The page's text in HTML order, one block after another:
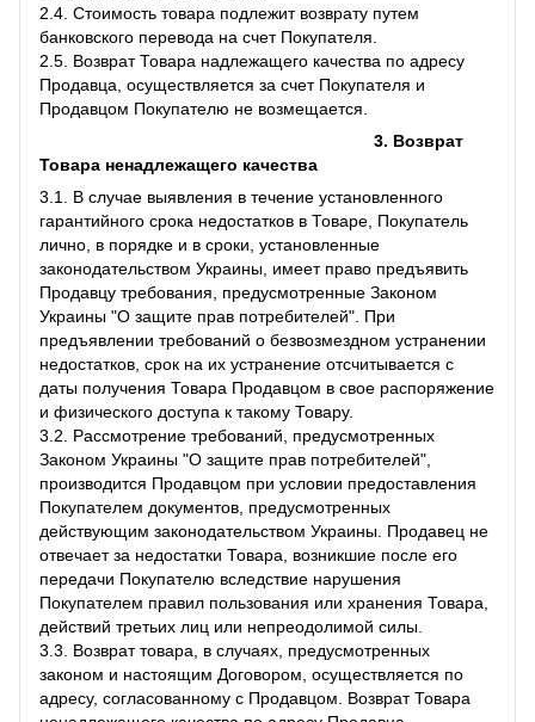
2.4. Стоимость товара подлежит возврату путем
банковского перевода на счет Покупателя.
2.5. Возврат Товара надлежащего качества по адресу
Продавца, осуществляется за счет Покупателя и
Продавцом Покупателю не возмещается.
3. Возврат
Товара ненадлежащего качества
3.1. В случае выявления в течение установленного
гарантийного срока недостатков в Товаре, Покупатель
лично, в порядке и в сроки, установленные
законодательством Украины, имеет право предъявить
Продавцу требования, предусмотренные Законом
Украины "О защите прав потребителей". При
предъявлении требований о безвозмездном устранении
недостатков, срок на их устранение отсчитывается с
даты получения Товара Продавцом в свое распоряжение
и физического доступа к такому Товару.
3.2. Рассмотрение требований, предусмотренных
Законом Украины "О защите прав потребителей",
производится Продавцом при условии предоставления
Покупателем документов, предусмотренных
действующим законодательством Украины. Продавец не
отвечает за недостатки Товара, возникшие после его
передачи Покупателю вследствие нарушения
Покупателем правил пользования или хранения Товара,
действий третьих лиц или непреодолимой силы.
3.3. Возврат товара, в случаях, предусмотренных
законом и настоящим Договором, осуществляется по
адресу, согласованному с Продавцом. Возврат Товара